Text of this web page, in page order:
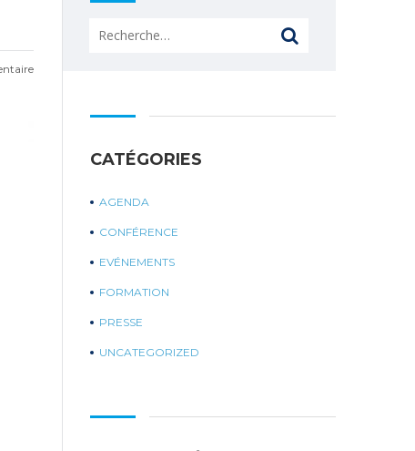
Rechercher :
CATÉGORIES
AGENDA
CONFÉRENCE
EVÉNEMENTS
FORMATION
PRESSE
UNCATEGORIZED